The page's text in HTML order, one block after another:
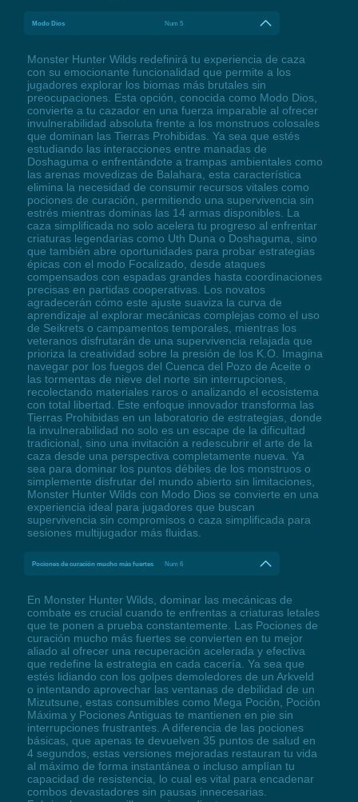
Modo Dios Num 5
Monster Hunter Wilds redefinirá tu experiencia de caza
con su emocionante funcionalidad que permite a los
jugadores explorar los biomas más brutales sin
preocupaciones. Esta opción, conocida como Modo Dios,
convierte a tu cazador en una fuerza imparable al ofrecer
invulnerabilidad absoluta frente a los monstruos colosales
que dominan las Tierras Prohibidas. Ya sea que estés
estudiando las interacciones entre manadas de
Doshaguma o enfrentándote a trampas ambientales como
las arenas movedizas de Balahara, esta característica
elimina la necesidad de consumir recursos vitales como
pociones de curación, permitiendo una supervivencia sin
estrés mientras dominas las 14 armas disponibles. La
caza simplificada no solo acelera tu progreso al enfrentar
criaturas legendarias como Uth Duna o Doshaguma, sino
que también abre oportunidades para probar estrategias
épicas con el modo Focalizado, desde ataques
compensados con espadas grandes hasta coordinaciones
precisas en partidas cooperativas. Los novatos
agradecerán cómo este ajuste suaviza la curva de
aprendizaje al explorar mecánicas complejas como el uso
de Seikrets o campamentos temporales, mientras los
veteranos disfrutarán de una supervivencia relajada que
prioriza la creatividad sobre la presión de los K.O. Imagina
navegar por los fuegos del Cuenca del Pozo de Aceite o
las tormentas de nieve del norte sin interrupciones,
recolectando materiales raros o analizando el ecosistema
con total libertad. Este enfoque innovador transforma las
Tierras Prohibidas en un laboratorio de estrategias, donde
la invulnerabilidad no solo es un escape de la dificultad
tradicional, sino una invitación a redescubrir el arte de la
caza desde una perspectiva completamente nueva. Ya
sea para dominar los puntos débiles de los monstruos o
simplemente disfrutar del mundo abierto sin limitaciones,
Monster Hunter Wilds con Modo Dios se convierte en una
experiencia ideal para jugadores que buscan
supervivencia sin compromisos o caza simplificada para
sesiones multijugador más fluidas.
Pociones de curación mucho más fuertes Num 6
En Monster Hunter Wilds, dominar las mecánicas de
combate es crucial cuando te enfrentas a criaturas letales
que te ponen a prueba constantemente. Las Pociones de
curación mucho más fuertes se convierten en tu mejor
aliado al ofrecer una recuperación acelerada y efectiva
que redefine la estrategia en cada cacería. Ya sea que
estés lidiando con los golpes demoledores de un Arkveld
o intentando aprovechar las ventanas de debilidad de un
Mizutsune, estas consumibles como Mega Poción, Poción
Máxima y Pociones Antiguas te mantienen en pie sin
interrupciones frustrantes. A diferencia de las pociones
básicas, que apenas te devuelven 35 puntos de salud en
4 segundos, estas versiones mejoradas restauran tu vida
al máximo de forma instantánea o incluso amplían tu
capacidad de resistencia, lo cual es vital para encadenar
combos devastadores sin pausas innecesarias.